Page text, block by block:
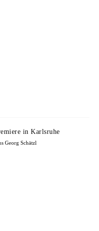
in Karlsruhe
Georg Schätzl